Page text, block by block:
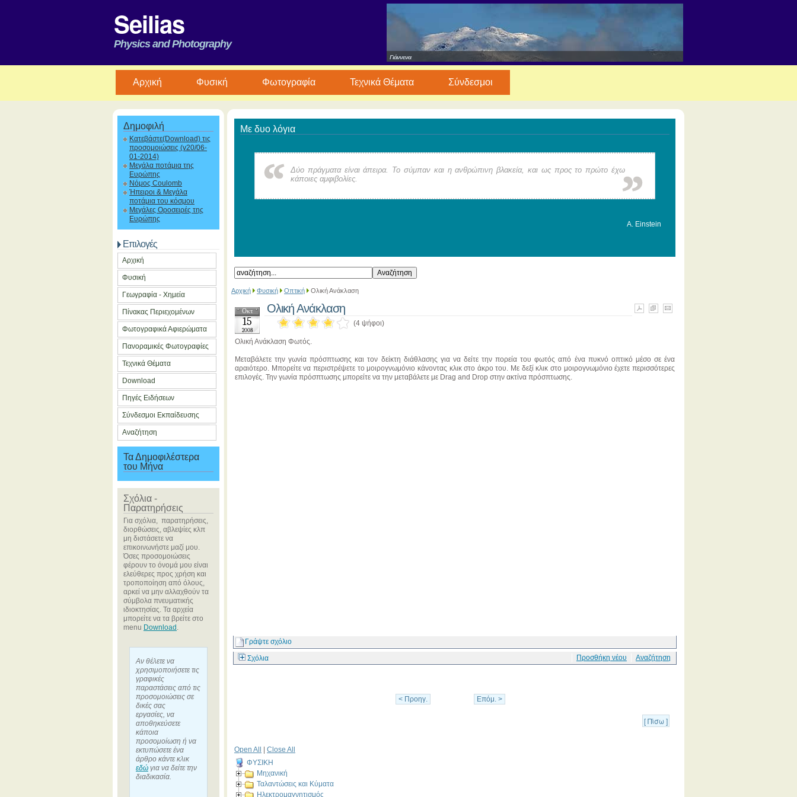
Γιάννενα
Seilias
Physics and Photography
Aρχική Φυσική Φωτογραφία Τεχνικά Θέματα Σύνδεσμοι
Δημοφιλή
Κατεβάστε(Download) τις
προσομοιώσεις (v20/06-
01-2014)
Μεγάλα ποτάμια της
Ευρώπης
Νόμος Coulomb
Ήπειροι & Μεγάλα
ποτάμια του κόσμου
Μεγάλες Οροσειρές της
Ευρώπης
Επιλογές
Αρχική
Φυσική
Γεωγραφία - Χημεία
Πίνακας Περιεχομένων
Φωτογραφικά Αφιερώματα
Πανοραμικές Φωτογραφίες
Τεχνικά Θέματα
Download
Πηγές Ειδήσεων
Σύνδεσμοι Εκπαίδευσης
Αναζήτηση
Τα Δημοφιλέστερα
του Μήνα
Σχόλια -
Παρατηρήσεις
Για σχόλια, παρατηρήσεις,
διορθώσεις, αβλεψίες κλπ
μη διστάσετε να
επικοινωνήστε μαζί μου.
Όσες προσομοιώσεις
φέρουν το όνομά μου είναι
ελεύθερες προς χρήση και
τροποποίηση από όλους,
αρκεί να μην αλλαχθούν τα
σύμβολα πνευματικής
ιδιοκτησίας. Τα αρχεία
μπορείτε να τα βρείτε στο
menu Download .
Αν θέλετε να
χρησιμοποιήσετε τις
γραφικές
παραστάσεις από τις
προσομοιώσεις σε
δικές σας
εργασίες, να
αποθηκεύσετε
κάποια
προσομοίωση ή να
εκτυπώσετε ένα
άρθρο κάντε κλικ
εδώ για να δείτε την
διαδικασία.
Με δυο λόγια
Δύο πράγματα είναι άπειρα. Το σύμπαν και η ανθρώπινη βλακεία, και ως προς το πρώτο έχω
κάποιες αμφιβολίες.
A. Einstein
Αρχική Φυσική Οπτική Ολική Ανάκλαση
Οκτ
15
2008
Ολική Ανάκλαση
(4 ψήφοι)
Ολική Ανάκλαση Φωτός.
Μεταβάλετε την γωνία πρόσπτωσης και τον δείκτη διάθλασης για να δείτε την πορεία του φωτός από ένα πυκνό οπτικό μέσο σε ένα
αραιότερο. Μπορείτε να περιστρέψετε το μοιρογνωμόνιο κάνοντας κλικ στο άκρο του. Με δεξί κλικ στο μοιρογνωμόνιο έχετε περισσότερες
επιλογές. Την γωνία πρόσπτωσης μπορείτε να την μεταβάλετε με Drag and Drop στην ακτίνα πρόσπτωσης.
Γράψτε σχόλιο
Σχόλια
Προσθήκη νέου Αναζήτηση
< Προηγ. Επόμ. >
[ Πίσω ]
Open All
Close All
ΦΥΣΙΚΗ
Μηχανική
Ταλαντώσεις και Κύματα
Ηλεκτρομαγνητισμός